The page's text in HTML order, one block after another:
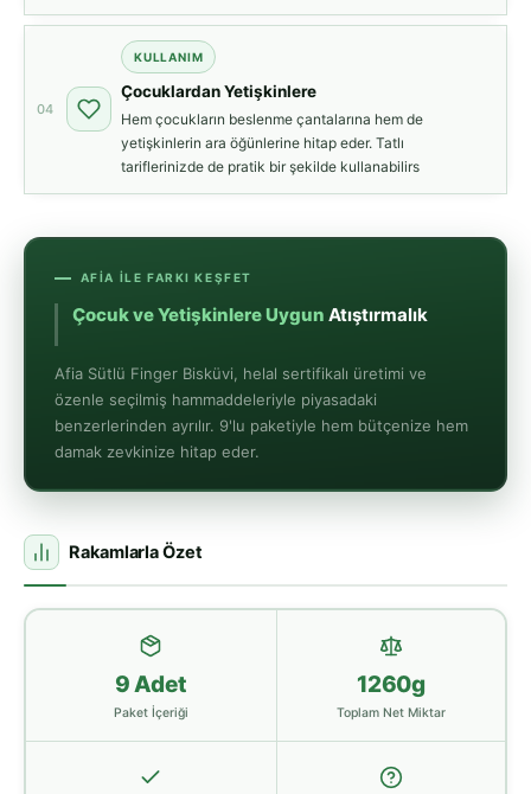
04
KULLANIM
Çocuklardan Yetişkinlere
Hem çocukların beslenme çantalarına hem de
yetişkinlerin ara öğünlerine hitap eder. Tatlı
tariflerinizde de pratik bir şekilde kullanabilirs
AFIA ILE FARKI KEŞFET
Çocuk ve Yetişkinlere Uygun Atıştırma
Afia Sütlü Finger Bisküvi, helal sertifikalı üretimi ve
özenle seçilmiş hammaddeleriyle piyasadaki
benzerlerinden ayrılır. 9'lu paketiyle hem bütçenize hem
damak zevkinize hitap eder.
Rakamlarla Özet
9 Adet
Paket İçeriği
1260g
Toplam Net Miktar